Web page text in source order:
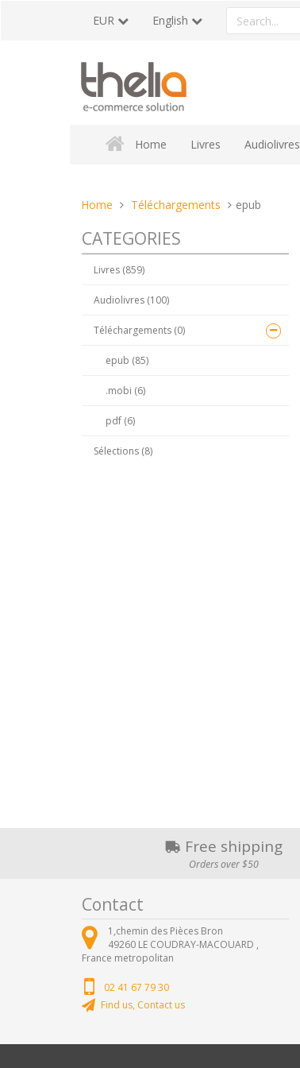
EUR English
Search
a
Home Livres Audiolivres
You
here:
Home Téléchargements epub
CATEGORIES
Livres (859)
Audiolivres (100)
Téléchargements (0)
epub (85)
.mobi (6)
pdf (6)
Sélections (8)
Free shipping
Orders over $50
Contact
1,chemin des Pièces Bron
49260 LE COUDRAY-MACOUARD ,
France metropolitan
02 41 67 79 30
Find us, Contact us